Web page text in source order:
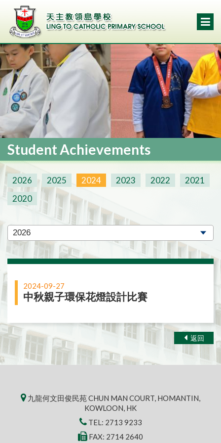
Student Achievements
2026 2025 2024 2023 2022
2021
2020
2024-09-27
中秋親子環保花燈設計比賽
返回
九龍何文田俊民苑 CHUN MAN COURT, HOMANTIN,
KOWLOON, HK
TEL: 2713 9233
FAX: 2714 2640